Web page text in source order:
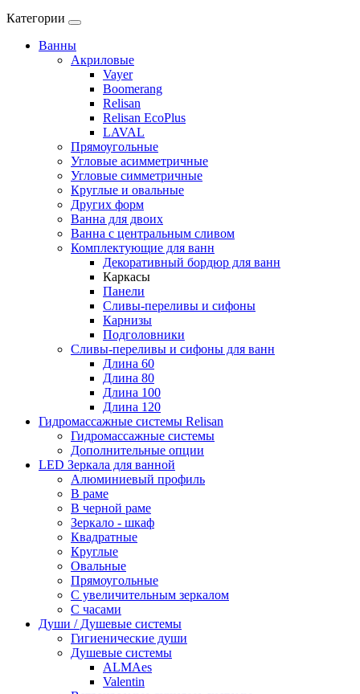
Категории
Ванны
Акриловые
Vayer
Boomerang
Relisan
Relisan EcoPlus
LAVAL
Прямоугольные
Угловые асимметричные
Угловые симметричные
Круглые и овальные
Других форм
Ванна для двоих
Ванна с центральным сливом
Комплектующие для ванн
Декоративный бордюр для ванн
Каркасы
Панели
Сливы-переливы и сифоны
Карнизы
Подголовники
Сливы-переливы и сифоны для ванн
Длина 60
Длина 80
Длина 100
Длина 120
Гидромассажные системы Relisan
Гидромассажные системы
Дополнительные опции
LED Зеркала для ванной
Алюминиевый профиль
В раме
В черной раме
Зеркало - шкаф
Квадратные
Круглые
Овальные
Прямоугольные
С увеличительным зеркалом
С часами
Души / Душевые системы
Гигиенические души
Душевые системы
ALMAes
Valentin